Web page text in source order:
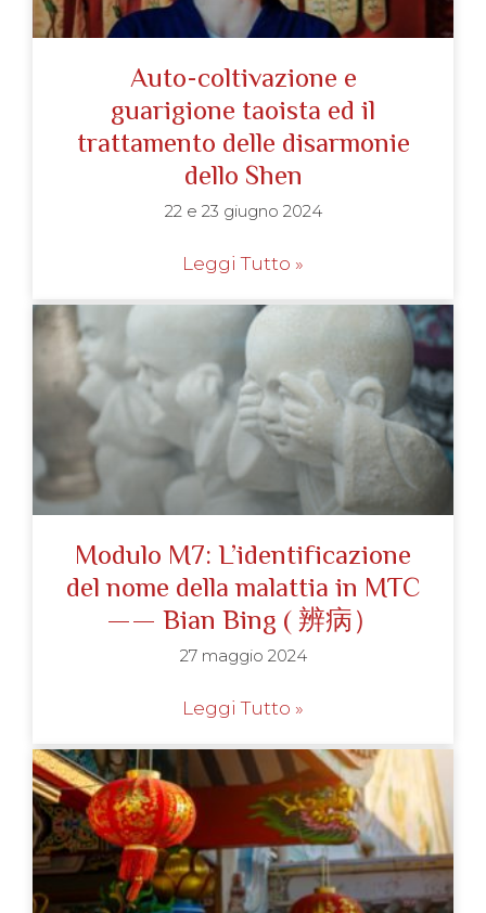
Auto-coltivazione e
guarigione taoista ed il
trattamento delle disarmonie
dello Shen
22 e 23 giugno 2024
Leggi Tutto »
Modulo M7: L’identificazione
del nome della malattia in MTC
—— Bian Bing ( 辨病）
27 maggio 2024
Leggi Tutto »